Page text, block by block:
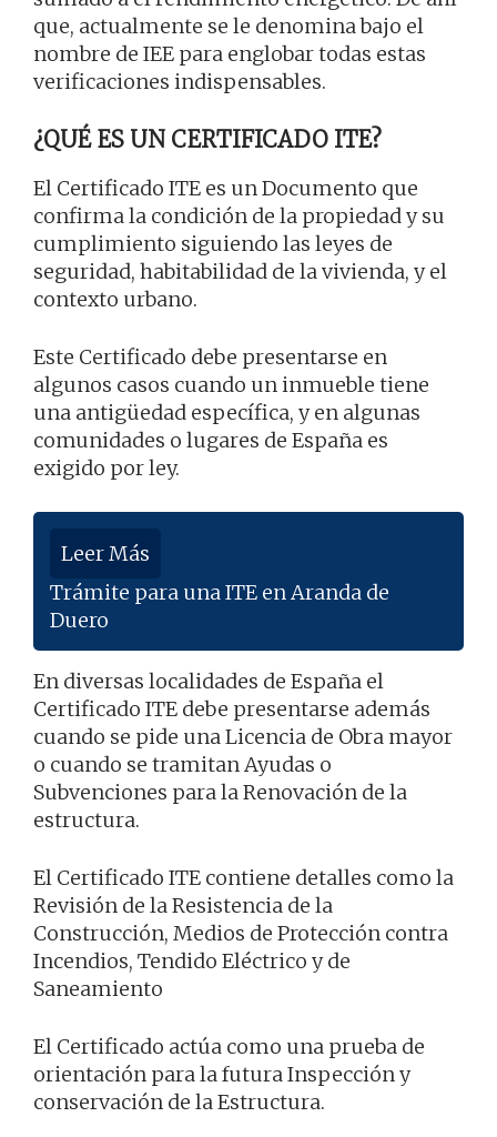
que, actualmente se le denomina bajo el
nombre de IEE para englobar todas estas
verificaciones indispensables.
¿QUÉ ES UN CERTIFICADO ITE?
El Certificado ITE es un Documento que
confirma la condición de la propiedad y su
cumplimiento siguiendo las leyes de
seguridad, habitabilidad de la vivienda, y el
contexto urbano.
Este Certificado debe presentarse en
algunos casos cuando un inmueble tiene
una antigüedad específica, y en algunas
comunidades o lugares de España es
exigido por ley.
Leer Más
Trámite para una ITE en Aranda de
Duero
En diversas localidades de España el
Certificado ITE debe presentarse además
cuando se pide una Licencia de Obra mayor
o cuando se tramitan Ayudas o
Subvenciones para la Renovación de la
estructura.
El Certificado ITE contiene detalles como la
Revisión de la Resistencia de la
Construcción, Medios de Protección contra
Incendios, Tendido Eléctrico y de
Saneamiento
El Certificado actúa como una prueba de
orientación para la futura Inspección y
conservación de la Estructura.